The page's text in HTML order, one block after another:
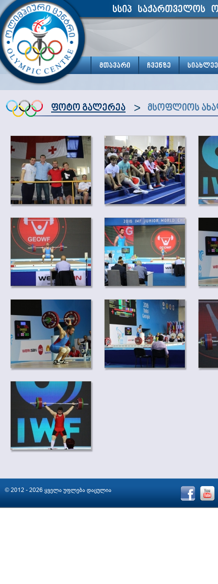
სსიპ საქართველოს
მთავარი ჩვენზე
ფოტო გალერეა > მსოფლიოს
© 2012 - 2026 ყველა უფლება დაცულია